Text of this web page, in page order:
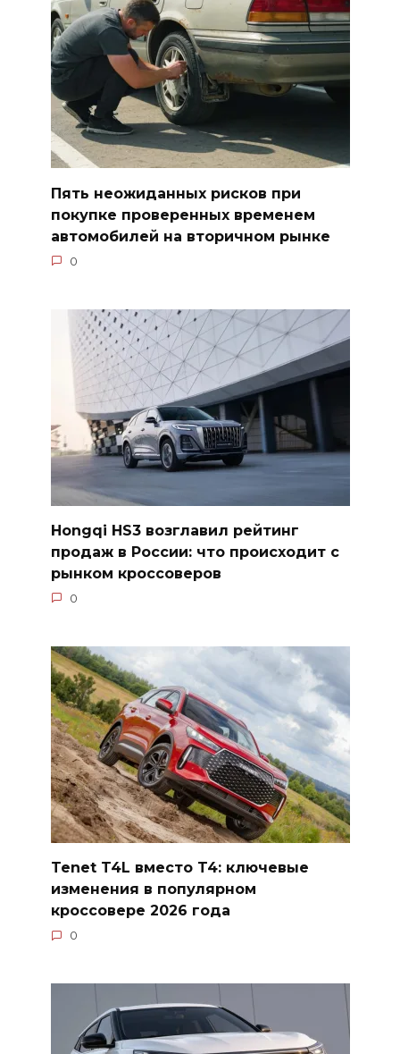
Пять неожиданных рисков при
покупке проверенных временем
автомобилей на вторичном рынке
0
Hongqi HS3 возглавил рейтинг
продаж в России: что происходит с
рынком кроссоверов
0
Tenet T4L вместо T4: ключевые
изменения в популярном
кроссовере 2026 года
0